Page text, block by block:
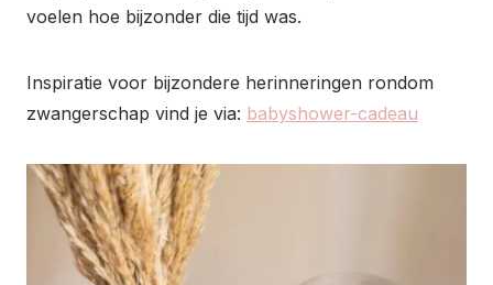
voelen hoe bijzonder die tijd was.
Inspiratie voor bijzondere herinneringen rondom
zwangerschap vind je via: babyshower-cadeau